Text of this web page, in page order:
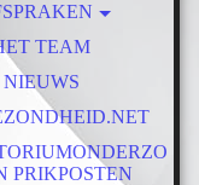
AFZEGGEN
TEAM
NIEUWS
PRIKPOSTEN